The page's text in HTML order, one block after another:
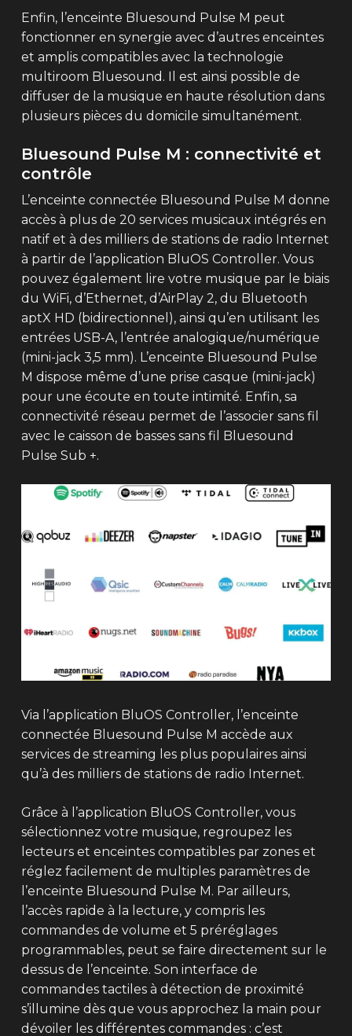
Enfin, l’enceinte Bluesound Pulse M peut
fonctionner en synergie avec d’autres enceintes
et amplis compatibles avec la technologie
multiroom Bluesound. Il est ainsi possible de
diffuser de la musique en haute résolution dans
plusieurs pièces du domicile simultanément.
Bluesound Pulse M : connectivité et
contrôle
L’enceinte connectée Bluesound Pulse M donne
accès à plus de 20 services musicaux intégrés en
natif et à des milliers de stations de radio Internet
à partir de l’application BluOS Controller. Vous
pouvez également lire votre musique par le biais
du WiFi, d’Ethernet, d’AirPlay 2, du Bluetooth
aptX HD (bidirectionnel), ainsi qu’en utilisant les
entrées USB-A, l’entrée analogique/numérique
(mini-jack 3,5 mm). L’enceinte Bluesound Pulse
M dispose même d’une prise casque (mini-jack)
pour une écoute en toute intimité. Enfin, sa
connectivité réseau permet de l’associer sans fil
avec le caisson de basses sans fil Bluesound
Pulse Sub +.
Via l’application BluOS Controller, l’enceinte
connectée Bluesound Pulse M accède aux
services de streaming les plus populaires ainsi
qu’à des milliers de stations de radio Internet.
Grâce à l’application BluOS Controller, vous
sélectionnez votre musique, regroupez les
lecteurs et enceintes compatibles par zones et
réglez facilement de multiples paramètres de
l’enceinte Bluesound Pulse M. Par ailleurs,
l’accès rapide à la lecture, y compris les
commandes de volume et 5 préréglages
programmables, peut se faire directement sur le
dessus de l’enceinte. Son interface de
commandes tactiles à détection de proximité
s’illumine dès que vous approchez la main pour
dévoiler les différentes commandes : c’est